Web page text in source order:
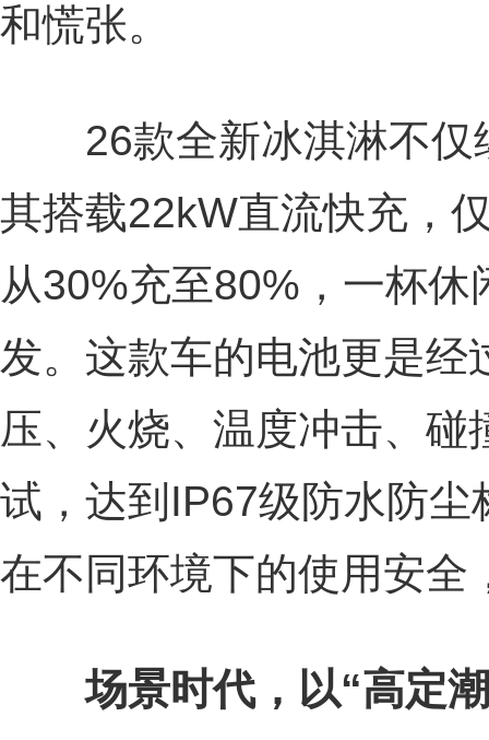
和慌张。
26款全新冰淇淋不仅
其搭载22kW直流快充，
从30%充至80%，一杯
发。这款车的电池更是经
压、火烧、温度冲击、碰
试，达到IP67级防水防
在不同环境下的使用安全
场景时代，以“高定